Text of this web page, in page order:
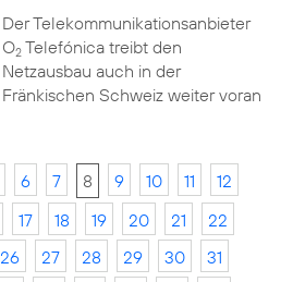
Der Telekommunikationsanbieter
O2Telefónica treibt den
Netzausbau auch in der
Fränkischen Schweiz weiter voran
6 7 8 9 10 11
12
17 18 19 20 21
22
26 27 28 29 30
31